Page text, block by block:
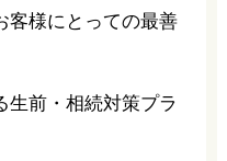
客様にとっての最善
生前・相続対策プラ